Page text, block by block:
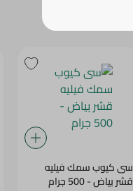
سى كيوب سمك فيليه
قشر بياض - 500 جرام